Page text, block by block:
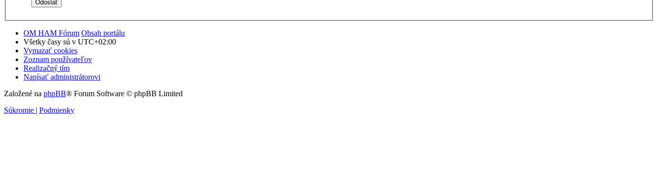
OM HAM Fórum Obsah portálu
Všetky časy sú v UTC+02:00
Vymazať cookies
Zoznam používateľov
Realizačný tím
Napísať administrátorovi
Založené na phpBB® Forum Software © phpBB Limited
Súkromie | Podmienky